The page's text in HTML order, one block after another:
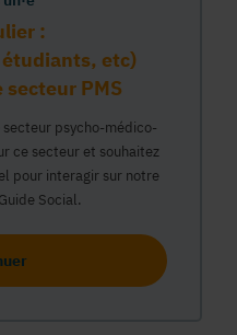
:
etc)
PMS
psycho-médico-
ce secteur et souhaitez
pour interagir sur notre
Social.